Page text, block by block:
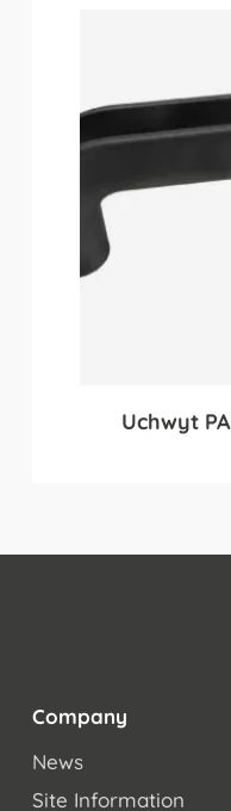
Uchwyt
Company
News
Site Information